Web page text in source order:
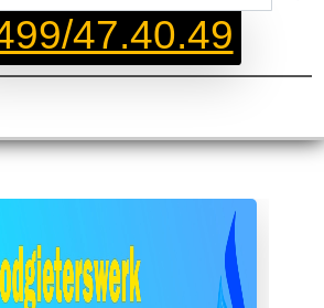
47.40.49